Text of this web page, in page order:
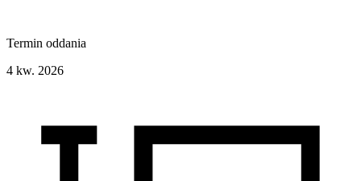
Termin oddania
4 kw. 2026